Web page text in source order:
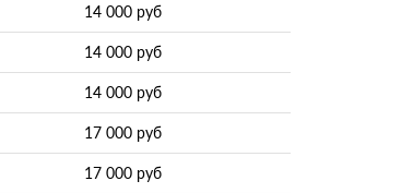
14 000 руб
14 000 руб
14 000 руб
17 000 руб
17 000 руб